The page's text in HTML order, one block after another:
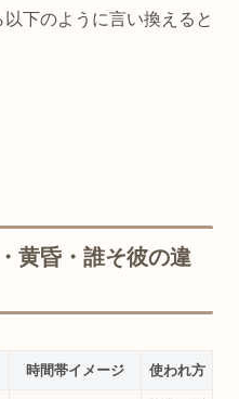
下のように言い換えると
黄昏・誰そ彼の違
時間帯イメージ 使われ方